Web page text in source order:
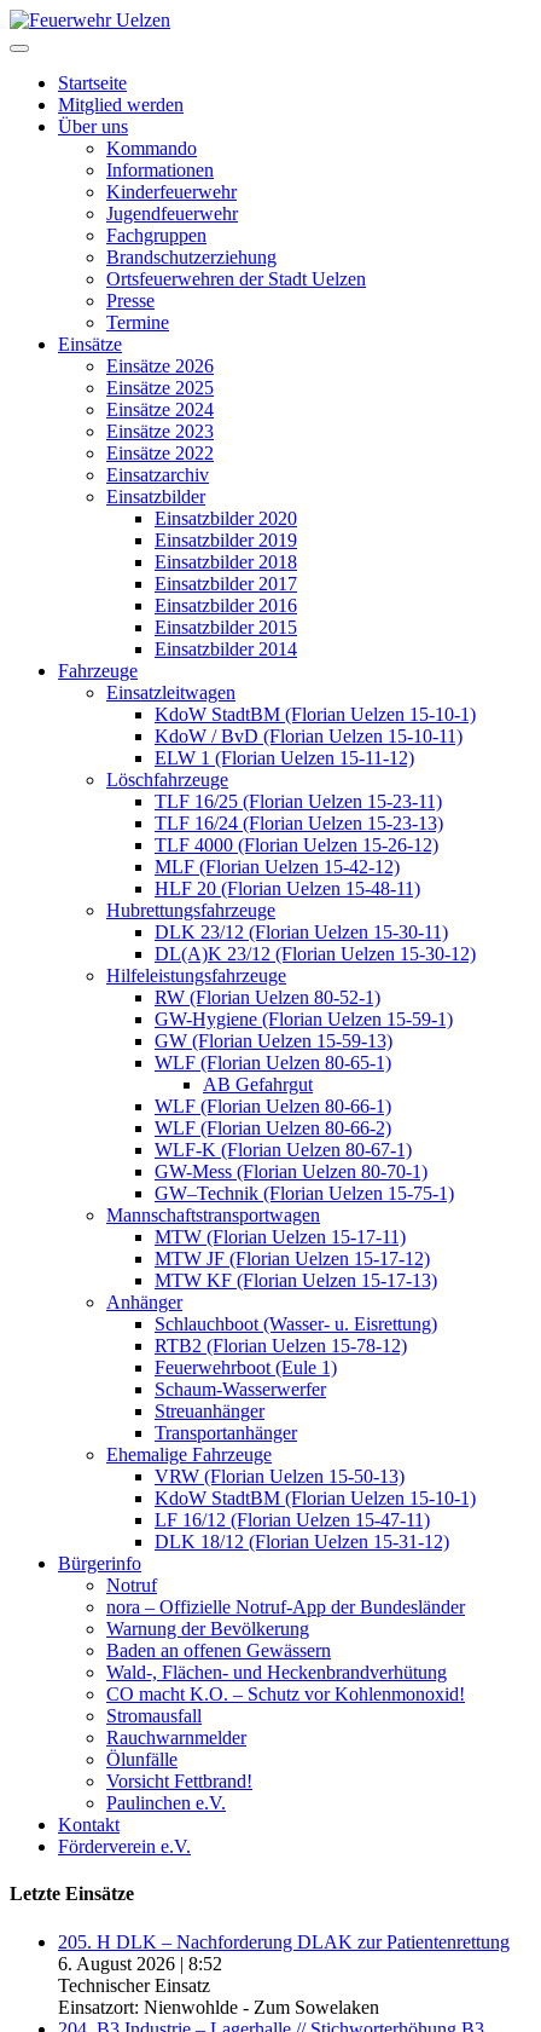
Startseite
Mitglied werden
Über uns
Kommando
Informationen
Kinderfeuerwehr
Jugendfeuerwehr
Fachgruppen
Brandschutzerziehung
Ortsfeuerwehren der Stadt Uelzen
Presse
Termine
Einsätze
Einsätze 2026
Einsätze 2025
Einsätze 2024
Einsätze 2023
Einsätze 2022
Einsatzarchiv
Einsatzbilder
Einsatzbilder 2020
Einsatzbilder 2019
Einsatzbilder 2018
Einsatzbilder 2017
Einsatzbilder 2016
Einsatzbilder 2015
Einsatzbilder 2014
Fahrzeuge
Einsatzleitwagen
KdoW StadtBM (Florian Uelzen 15-10-1)
KdoW / BvD (Florian Uelzen 15-10-11)
ELW 1 (Florian Uelzen 15-11-12)
Löschfahrzeuge
TLF 16/25 (Florian Uelzen 15-23-11)
TLF 16/24 (Florian Uelzen 15-23-13)
TLF 4000 (Florian Uelzen 15-26-12)
MLF (Florian Uelzen 15-42-12)
HLF 20 (Florian Uelzen 15-48-11)
Hubrettungsfahrzeuge
DLK 23/12 (Florian Uelzen 15-30-11)
DL(A)K 23/12 (Florian Uelzen 15-30-12)
Hilfeleistungsfahrzeuge
RW (Florian Uelzen 80-52-1)
GW-Hygiene (Florian Uelzen 15-59-1)
GW (Florian Uelzen 15-59-13)
WLF (Florian Uelzen 80-65-1)
AB Gefahrgut
WLF (Florian Uelzen 80-66-1)
WLF (Florian Uelzen 80-66-2)
WLF-K (Florian Uelzen 80-67-1)
GW-Mess (Florian Uelzen 80-70-1)
GW–Technik (Florian Uelzen 15-75-1)
Mannschaftstransportwagen
MTW (Florian Uelzen 15-17-11)
MTW JF (Florian Uelzen 15-17-12)
MTW KF (Florian Uelzen 15-17-13)
Anhänger
Schlauchboot (Wasser- u. Eisrettung)
RTB2 (Florian Uelzen 15-78-12)
Feuerwehrboot (Eule 1)
Schaum-Wasserwerfer
Streuanhänger
Transportanhänger
Ehemalige Fahrzeuge
VRW (Florian Uelzen 15-50-13)
KdoW StadtBM (Florian Uelzen 15-10-1)
LF 16/12 (Florian Uelzen 15-47-11)
DLK 18/12 (Florian Uelzen 15-31-12)
Bürgerinfo
Notruf
nora – Offizielle Notruf-App der Bundesländer
Warnung der Bevölkerung
Baden an offenen Gewässern
Wald-, Flächen- und Heckenbrandverhütung
CO macht K.O. – Schutz vor Kohlenmonoxid!
Stromausfall
Rauchwarnmelder
Ölunfälle
Vorsicht Fettbrand!
Paulinchen e.V.
Kontakt
Förderverein e.V.
Letzte Einsätze
205. H DLK – Nachforderung DLAK zur Patientenrettung
6. August 2026 | 8:52
Technischer Einsatz
Einsatzort: Nienwohlde - Zum Sowelaken